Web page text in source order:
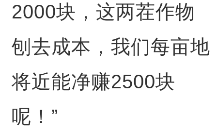
2000块，这两茬作物
刨去成本，我们每亩地
将近能净赚2500块
呢！”